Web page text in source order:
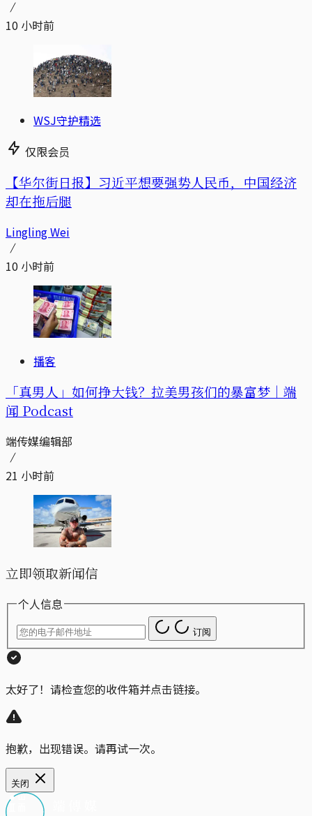
10 小时前
WSJ守护精选
仅限会员
【华尔街日报】习近平想要强势人民币，中国经济
却在拖后腿
Lingling Wei
10 小时前
播客
「真男人」如何挣大钱？拉美男孩们的暴富梦｜端
闻 Podcast
端传媒编辑部
21 小时前
立即领取新闻信
个人信息
订阅
太好了！请检查您的收件箱并点击链接。
抱歉，出现错误。请再试一次。
关闭